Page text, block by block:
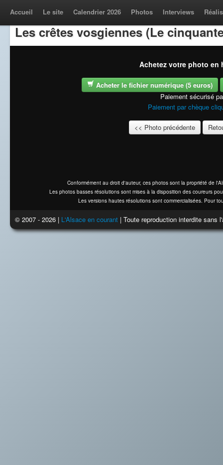
Accueil Le site Calendrier 2026 Photos Interviews
Les crêtes vosgiennes (Le
Achetez votre photo en
Acheter le fichier numérique (5 euros)
Paiement sécurisé
Paiement par chèque
<< Photo précédente
Conformément au droit d'auteur, ces photos sont la propriété de
Les photos basses résolutions sont mises à la disposition des coureurs
Les versions hautes résolutions sont commercialisées. Pour
© 2007 - 2026 | L'Alsace en courant | Toute reproduction interdite sans